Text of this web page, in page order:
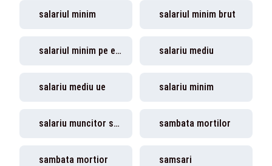
salariul minim salariul minim brut
salariul minim pe economie salariu mediu
salariu mediu ue salariu minim
salariu muncitor străin România sambata mortilor
sambata mortior samsari